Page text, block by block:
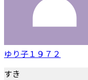
ゆり子１９７２
すき